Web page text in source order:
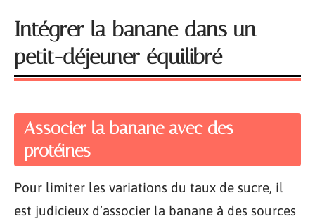
Intégrer la banane dans un
petit-déjeuner équilibré
Associer la banane avec des
protéines
Pour limiter les variations du taux de sucre, il
est judicieux d’associer la banane à des sources